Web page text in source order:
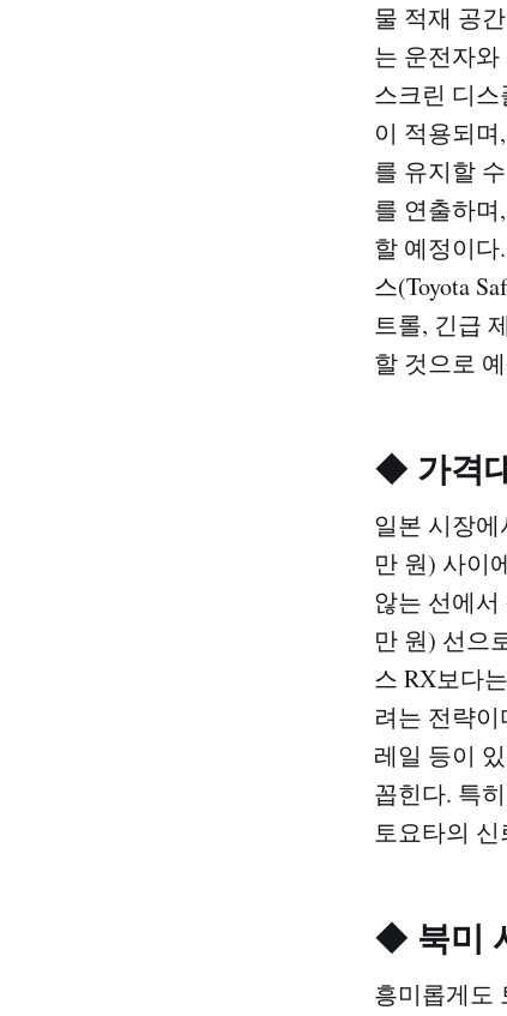
물 적재 공
는 운전자
스크린 디
이 적용되
를 유지할
를 연출하
할 예정이
스(Toyota
트롤, 긴급
할 것으로
◆ 가격
일본 시장에
만 원) 사이
않는 선에
만 원) 선으
스 RX보다
려는 전략
레일 등이
꼽힌다. 특
토요타의
◆ 북미
흥미롭게도